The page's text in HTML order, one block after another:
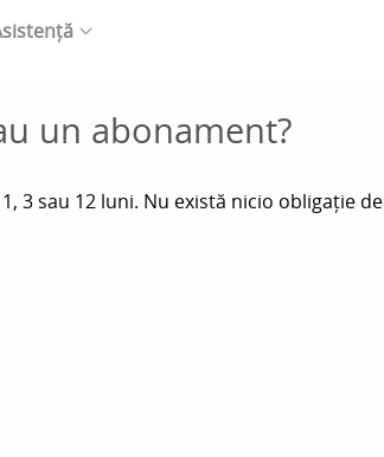
un abonament?
3 sau 12 luni. Nu există nicio obligație de